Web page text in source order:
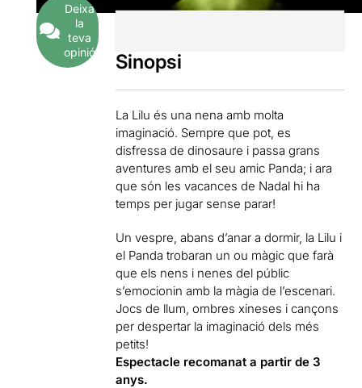
Deixa
la
teva
opinió
Sinopsi
La Lilu és una nena amb molta
imaginació. Sempre que pot, es
disfressa de dinosaure i passa grans
aventures amb el seu amic Panda; i ara
que són les vacances de Nadal hi ha
temps per jugar sense parar!
Un vespre, abans d’anar a dormir, la Lilu i
el Panda trobaran un ou màgic que farà
que els nens i nenes del públic
s’emocionin amb la màgia de l’escenari.
Jocs de llum, ombres xineses i cançons
per despertar la imaginació dels més
petits!
Espectacle recomanat a partir de 3
anys.